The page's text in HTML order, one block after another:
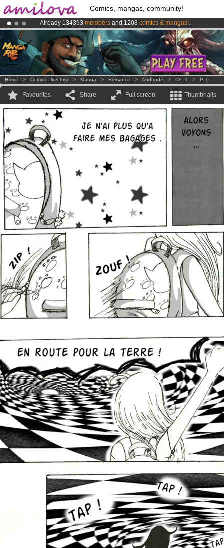
Comics, mangas, community!
Already 134393 members and 1208 comics & mangas!.
AmilovaKickstarter is now LIVE!.
Premium membership from3.95 euros per month !Get membership
Home > Comics Directory > Manga > Romance > Androïde > Ch. 1 > P. 6
Favourites Share Full screen Thumbnails